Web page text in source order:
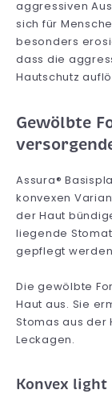
aggressiven
sich für
besonders
dass die
Hautschutz
Gewölbte
Assura®
konvexen
der Haut
liegende
gepflegt
Die gewölbte
Haut aus. Sie
Stomas aus der
Leckagen.
Konvex light